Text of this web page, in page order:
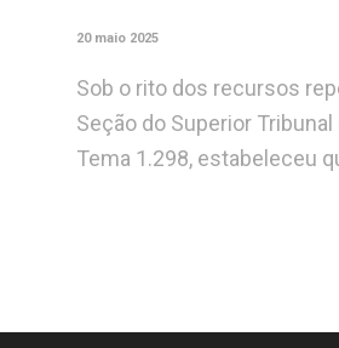
20 maio 2025
Sob o rito dos recursos
Seção do Superior
Tema 1.298, estabeleceu